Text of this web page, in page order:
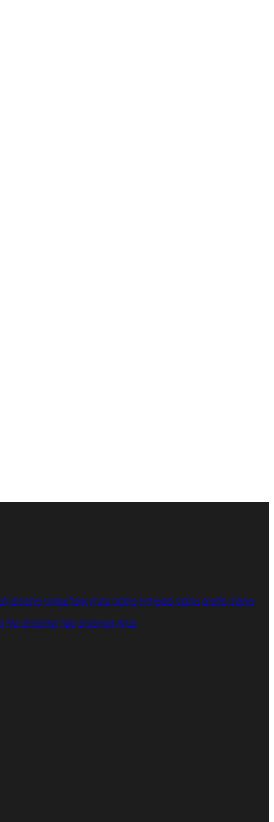
מתכוני סלטים מתכוני פשטידות מתכוני עוגות אוכל צמחוני מתכונים
מנתח המתכונים ספר המתכונים שלי